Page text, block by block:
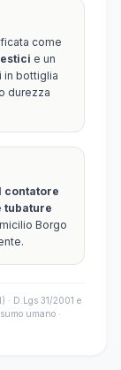
come
e un
in bottiglia
durezza
contatore
tubature
Borgo
· D.Lgs 31/2001 e
umano ·